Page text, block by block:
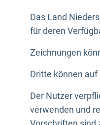
Das Land
für deren
Zeichnungen
Dritte können
Der Nutzer
verwenden und